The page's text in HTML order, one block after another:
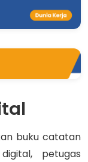
buku catatan
petugas